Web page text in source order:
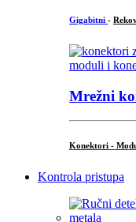
Gigabitni -
Mrežni
Konektori -
Kontrola pristupa